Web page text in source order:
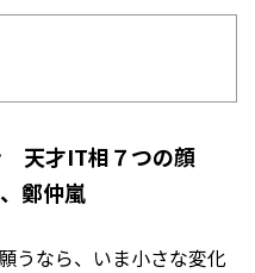
天才IT相７つの顔
鄭仲嵐
うなら、いま小さな変化